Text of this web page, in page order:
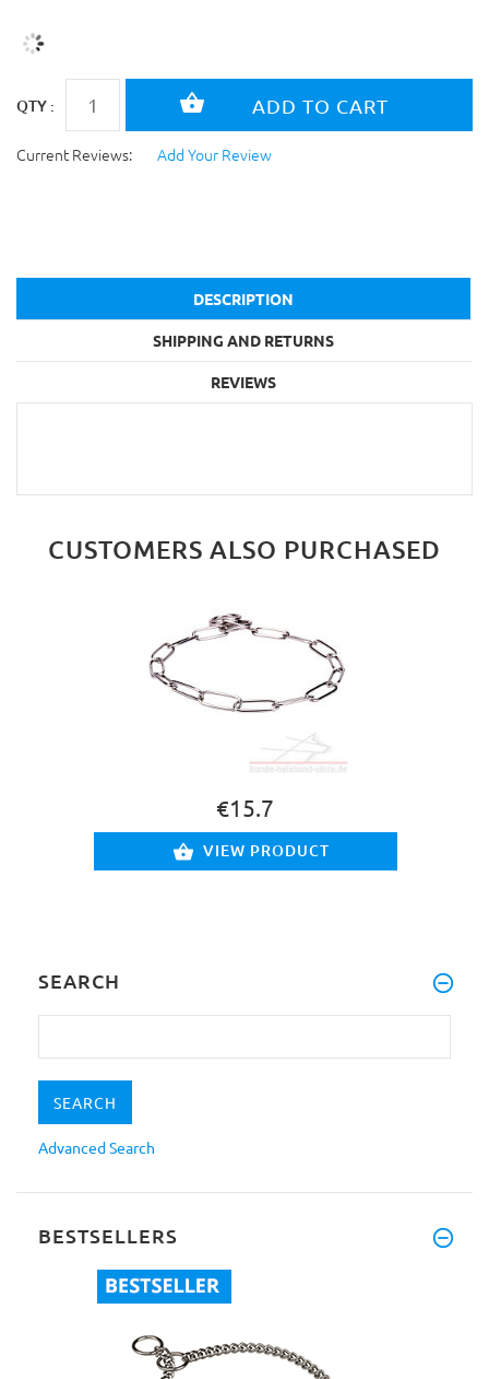
QTY :
Current Reviews: Add Your Review
DESCRIPTION
SHIPPING AND RETURNS
REVIEWS
CUSTOMERS ALSO PURCHASED
€15.7
VIEW PRODUCT
SEARCH
Advanced Search
BESTSELLERS